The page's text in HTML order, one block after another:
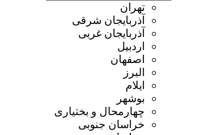
تهران
آذربایجان شرقی
آذربایجان غربی
اردبیل
اصفهان
البرز
ایلام
بوشهر
چهارمحال و بختیاری
خراسان جنوبی